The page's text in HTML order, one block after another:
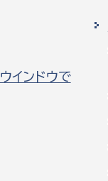
インドウで